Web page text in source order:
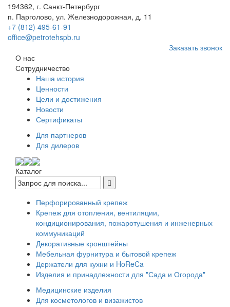
194362, г. Санкт-Петербург
п. Парголово, ул. Железнодорожная, д. 11
+7 (812) 495-61-91
office@petrotehspb.ru
Заказать звонок
О нас
Сотрудничество
Наша история
Ценности
Цели и достижения
Новости
Сертификаты
Для партнеров
Для дилеров
Каталог
Перфорированный крепеж
Крепеж для отопления, вентиляции,
кондиционирования, пожаротушения и инженерных
коммуникаций
Декоративные кронштейны
Мебельная фурнитура и бытовой крепеж
Держатели для кухни и HoReCa
Изделия и принадлежности для "Сада и Огорода"
Медицинские изделия
Для косметологов и визажистов